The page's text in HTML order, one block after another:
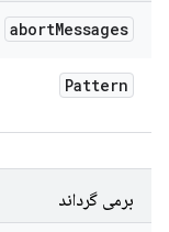
abortMessages
Pattern
برمی گرداند